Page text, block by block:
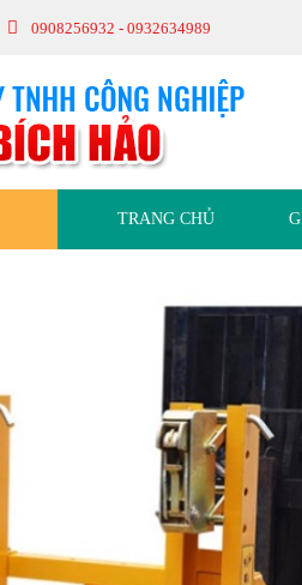
0908256932 - 0932634989
TRANG CHỦ